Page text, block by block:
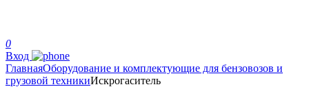
0
Вход
ГлавнаяОборудование и комплектующие для бензовозов и
грузовой техникиИскрогаситель